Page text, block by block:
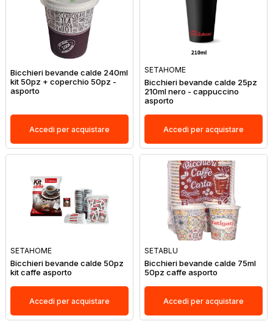
Bicchieri bevande calde 240ml
kit 50pz + coperchio 50pz -
asporto
Accedi per acquistare
SETAHOME
Bicchieri bevande calde 25pz
210ml nero - cappuccino
asporto
Accedi per acquistare
SETAHOME
Bicchieri bevande calde 50pz
kit caffe asporto
Accedi per acquistare
SETABLU
Bicchieri bevande calde 75ml
50pz caffe asporto
Accedi per acquistare